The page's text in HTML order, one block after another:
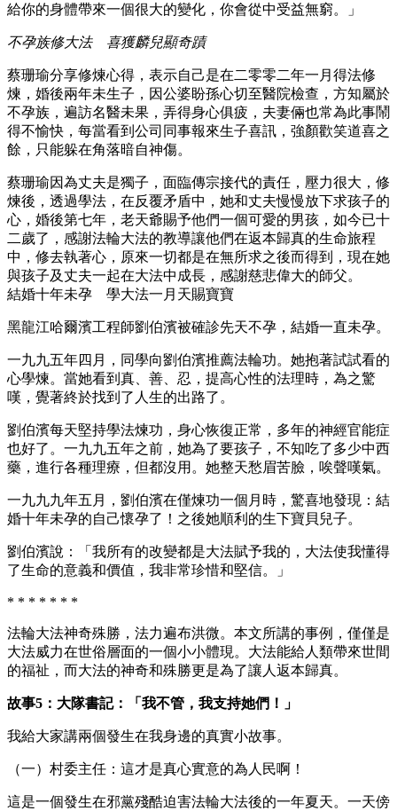
給你的身體帶來一個很大的變化，你會從中受益無窮。」
不孕族修大法 喜獲麟兒顯奇蹟
蔡珊瑜分享修煉心得，表示自己是在二零零二年一月得法修
煉，婚後兩年未生子，因公婆盼孫心切至醫院檢查，方知屬於
不孕族，遍訪名醫未果，弄得身心俱疲，夫妻倆也常為此事鬧
得不愉快，每當看到公司同事報來生子喜訊，強顏歡笑道喜之
餘，只能躲在角落暗自神傷。
蔡珊瑜因為丈夫是獨子，面臨傳宗接代的責任，壓力很大，修
煉後，透過學法，在反覆矛盾中，她和丈夫慢慢放下求孩子的
心，婚後第七年，老天爺賜予他們一個可愛的男孩，如今已十
二歲了，感謝法輪大法的教導讓他們在返本歸真的生命旅程
中，修去執著心，原來一切都是在無所求之後而得到，現在她
與孩子及丈夫一起在大法中成長，感謝慈悲偉大的師父。
結婚十年未孕 學大法一月天賜寶寶
黑龍江哈爾濱工程師劉伯濱被確診先天不孕，結婚一直未孕。
一九九五年四月，同學向劉伯濱推薦法輪功。她抱著試試看的
心學煉。當她看到真、善、忍，提高心性的法理時，為之驚
嘆，覺著終於找到了人生的出路了。
劉伯濱每天堅持學法煉功，身心恢復正常，多年的神經官能症
也好了。一九九五年之前，她為了要孩子，不知吃了多少中西
藥，進行各種理療，但都沒用。她整天愁眉苦臉，唉聲嘆氣。
一九九九年五月，劉伯濱在僅煉功一個月時，驚喜地發現：結
婚十年未孕的自己懷孕了！之後她順利的生下寶貝兒子。
劉伯濱說：「我所有的改變都是大法賦予我的，大法使我懂得
了生命的意義和價值，我非常珍惜和堅信。」
* * * * * * *
法輪大法神奇殊勝，法力遍布洪微。本文所講的事例，僅僅是
大法威力在世俗層面的一個小小體現。大法能給人類帶來世間
的福祉，而大法的神奇和殊勝更是為了讓人返本歸真。
故事5：大隊書記：「我不管，我支持她們！」
我給大家講兩個發生在我身邊的真實小故事。
（一）村委主任：這才是真心實意的為人民啊！
這是一個發生在邪黨殘酷迫害法輪大法後的一年夏天。一天傍